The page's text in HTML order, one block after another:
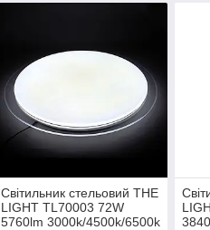
Світильник стельовий THE
LIGHT TL70003 72W
5760lm 3000k/4500k/6500k